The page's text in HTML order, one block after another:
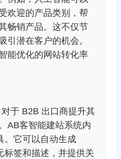
欢迎的产品类别，帮
畅销产品。这不仅节
引潜在客户的机会。
能优化的网站转化率
于 B2B 出口商提升其
AB客智能建站系统内
。它可以自动生成
标签和描述，并提供关